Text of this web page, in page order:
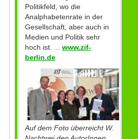
Politikfeld, wo die
Analphabetenrate in der
Gesellschaft, aber auch in
Medien und Politik sehr
hoch ist. ... www.zif-
berlin.de
Auf dem Foto überreicht W.